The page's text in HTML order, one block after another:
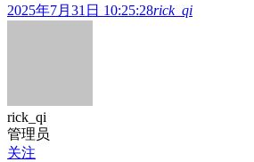
2025年7月31日 10:25:28rick_qi
rick_qi
管理员
关注